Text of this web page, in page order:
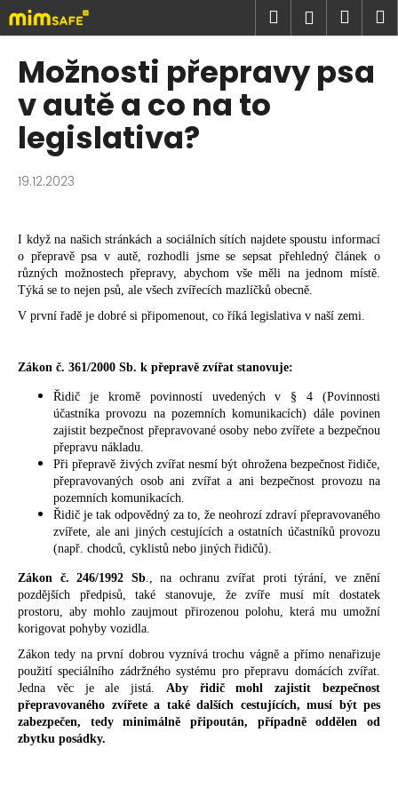
Prejsť
na
obsah
Hľadať
Možnosti přepravy psa
v autě a co na to
legislativa?
19.12.2023
I když na našich stránkách a sociálních sítích najdete spoustu informací
o přepravě psa v autě, rozhodli jsme se sepsat přehledný článek o
různých možnostech přepravy, abychom vše měli na jednom místě.
Týká se to nejen psů, ale všech zvířecích mazlíčků obecně.
V první řadě je dobré si připomenout, co říká legislativa v naší zemi.
Zákon č. 361/2000 Sb. k přepravě zvířat stanovuje:
Řidič je kromě povinností uvedených v § 4 (Povinnosti
účastníka provozu na pozemních komunikacích) dále povinen
zajistit bezpečnost přepravované osoby nebo zvířete a bezpečnou
přepravu nákladu.
Při přepravě živých zvířat nesmí být ohrožena bezpečnost řidiče,
přepravovaných osob ani zvířat a ani bezpečnost provozu na
pozemních komunikacích.
Řidič je tak odpovědný za to, že neohrozí zdraví přepravovaného
zvířete, ale ani jiných cestujících a ostatních účastníků provozu
(např. chodců, cyklistů nebo jiných řidičů).
Zákon č. 246/1992 Sb., na ochranu zvířat proti týrání, ve znění
pozdějších předpisů, také stanovuje, že zvíře musí mít dostatek
prostoru, aby mohlo zaujmout přirozenou polohu, která mu umožní
korigovat pohyby vozidla.
Zákon tedy na první dobrou vyznívá trochu vágně a přímo nenařizuje
použití speciálního zádržného systému pro přepravu domácích zvířat.
Jedna věc je ale jistá. Aby řidič mohl zajistit bezpečnost
přepravovaného zvířete a také dalších cestujících, musí být pes
zabezpečen, tedy minimálně připoután, případně oddělen od
zbytku posádky.
K
o
Č
o
p
t
e
b
u
j
e
e
HĽADAŤ
O
d
p
o